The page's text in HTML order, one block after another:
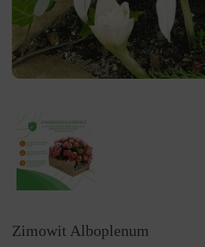
Zimowit Alboplenum